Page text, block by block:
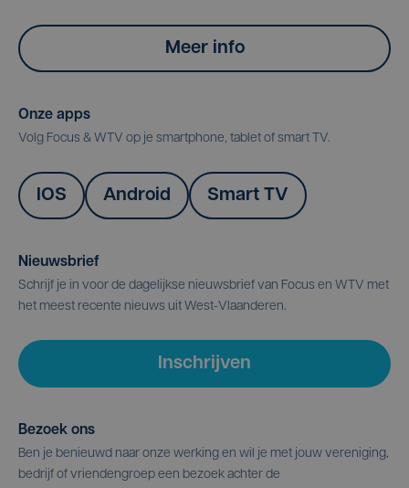
Meer info
Onze apps
Volg Focus & WTV op je smartphone, tablet of smart TV.
IOS Android Smart TV
Nieuwsbrief
Schrijf je in voor de dagelijkse nieuwsbrief van Focus en WTV met
het meest recente nieuws uit West-Vlaanderen.
Inschrijven
Bezoek ons
Ben je benieuwd naar onze werking en wil je met jouw vereniging,
bedrijf of vriendengroep een bezoek achter de